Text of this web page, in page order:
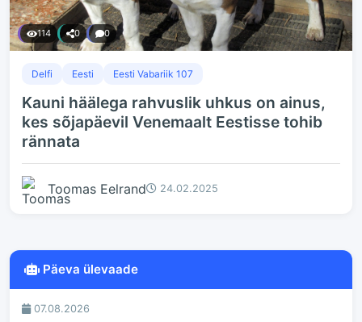
114 0 0
Delfi Eesti Eesti Vabariik 107
Kauni häälega rahvuslik uhkus on ainus,
kes sõjapäevil Venemaalt Eestisse tohib
rännata
Toomas Eelrand 24.02.2025
Päeva ülevaade
07.08.2026